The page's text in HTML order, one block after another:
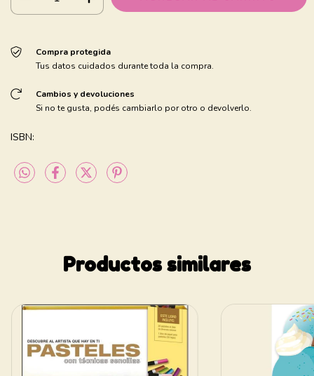
Compra protegida
Tus datos cuidados durante toda la compra.
Cambios y devoluciones
Si no te gusta, podés cambiarlo por otro o devolverlo.
ISBN:
Productos similares